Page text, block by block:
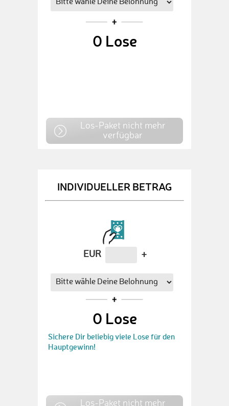
0 Lose
Los-Paket nicht mehr
verfügbar
INDIVIDUELLER BETRAG
EUR +
0 Lose
Sichere Dir beliebig viele Lose für den
Hauptgewinn!
Los-Paket nicht mehr